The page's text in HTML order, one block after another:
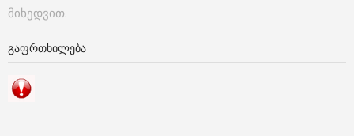
მიხედვით.
ᲒᲐᲤᲠᲗᲮᲘᲚᲔᲑᲐ